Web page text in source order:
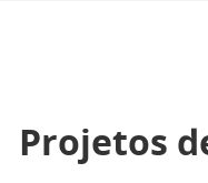
Projetos